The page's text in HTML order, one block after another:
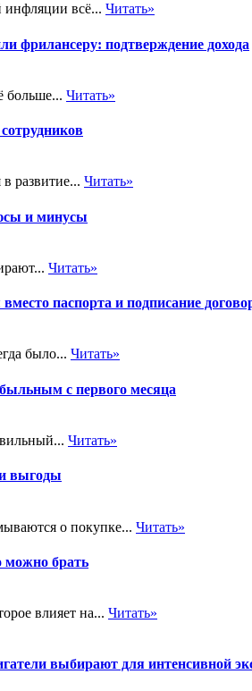
инфляции всё... Читать»
фрилансеру: подтверждение дохода
больше... Читать»
развитие... Читать»
и минусы
Читать»
паспорта и подписание
было... Читать»
с первого месяца
Читать»
выгоды
о покупке... Читать»
можно брать
влияет на... Читать»
выбирают для интенсивной